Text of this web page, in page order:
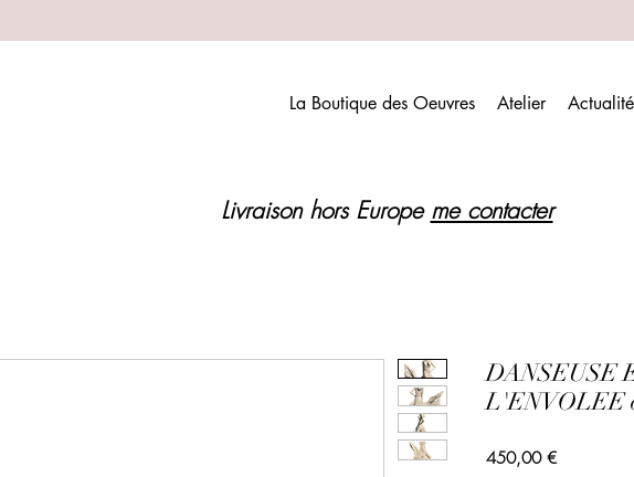
La Boutique des Oeuvres Atelier
DANSEUSE
L'ENVOLEE
450,00 €Prix
Livraison hors Europe me contacter